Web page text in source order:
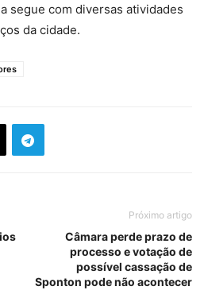
segue com diversas atividades
da cidade.
Próximo artigo
Câmara perde prazo de
processo e votação de
possível cassação de
Sponton pode não acontecer